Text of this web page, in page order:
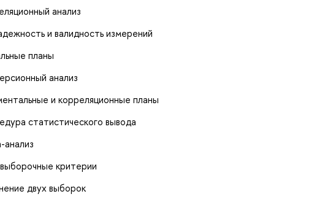
анализ
и валидность измерений
планы
анализ
и корреляционные планы
статистического вывода
критерии
двух выборок